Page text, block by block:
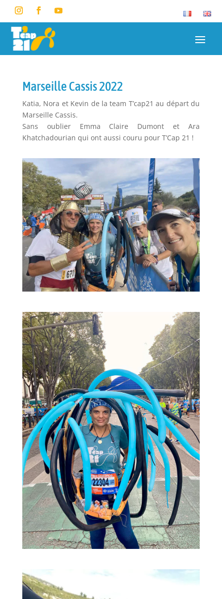
Marseille Cassis 2022
Katia, Nora et Kevin de la team T’cap21 au départ du
Marseille Cassis.
Sans oublier Emma Claire Dumont et Ara
Khatchadourian qui ont aussi couru pour T’Cap 21 !